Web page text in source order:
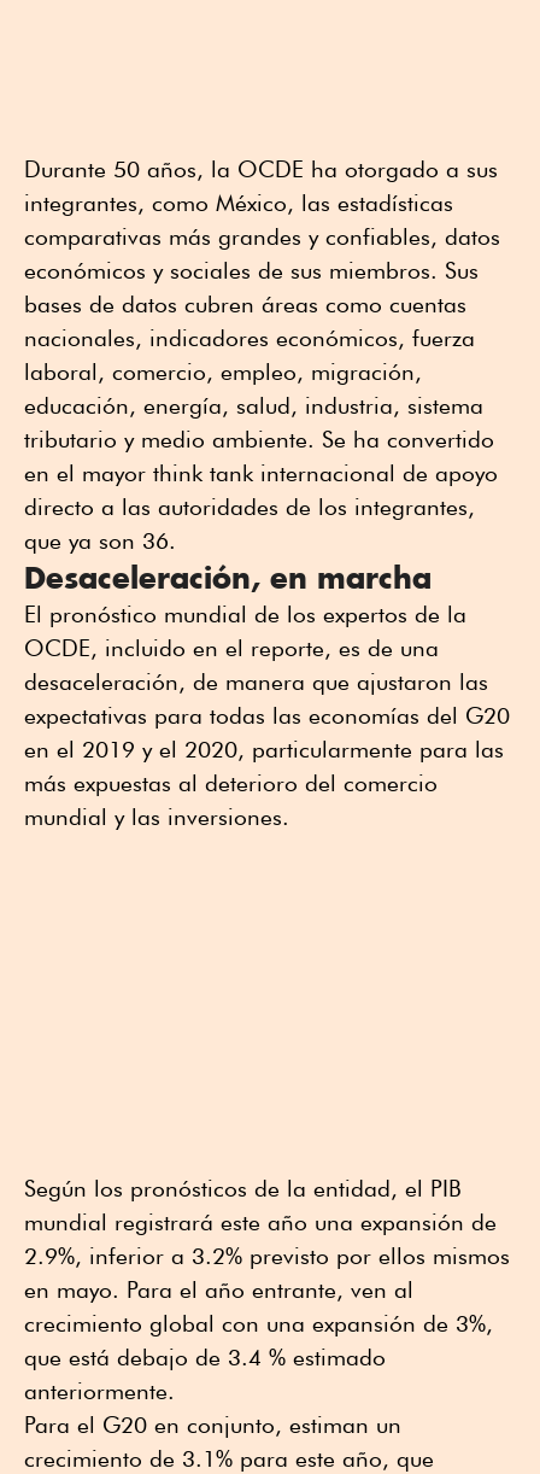
Durante 50 años, la OCDE ha otorgado a sus
integrantes, como México, las estadísticas
comparativas más grandes y confiables, datos
económicos y sociales de sus miembros. Sus
bases de datos cubren áreas como cuentas
nacionales, indicadores económicos, fuerza
laboral, comercio, empleo, migración,
educación, energía, salud, industria, sistema
tributario y medio ambiente. Se ha convertido
en el mayor think tank internacional de apoyo
directo a las autoridades de los integrantes,
que ya son 36.
Desaceleración, en marcha
El pronóstico mundial de los expertos de la
OCDE, incluido en el reporte, es de una
desaceleración, de manera que ajustaron las
expectativas para todas las economías del G20
en el 2019 y el 2020, particularmente para las
más expuestas al deterioro del comercio
mundial y las inversiones.
Según los pronósticos de la entidad, el PIB
mundial registrará este año una expansión de
2.9%, inferior a 3.2% previsto por ellos mismos
en mayo. Para el año entrante, ven al
crecimiento global con una expansión de 3%,
que está debajo de 3.4 % estimado
anteriormente.
Para el G20 en conjunto, estiman un
crecimiento de 3.1% para este año, que